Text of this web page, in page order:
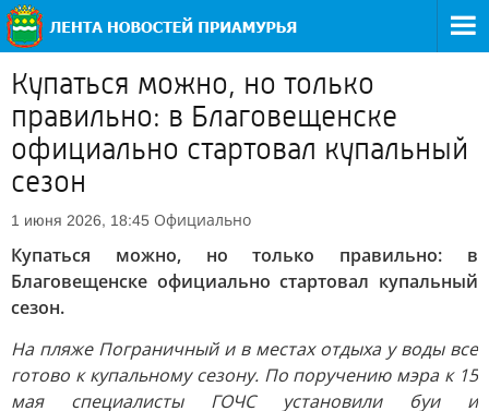
Купаться можно, но только
правильно: в Благовещенске
официально стартовал купальный
сезон
1 июня 2026, 18:45 Официально
Купаться можно, но только правильно: в
Благовещенске официально стартовал купальный
сезон.
На пляже Пограничный и в местах отдыха у воды все
готово к купальному сезону. По поручению мэра к 15
мая специалисты ГОЧС установили буи и